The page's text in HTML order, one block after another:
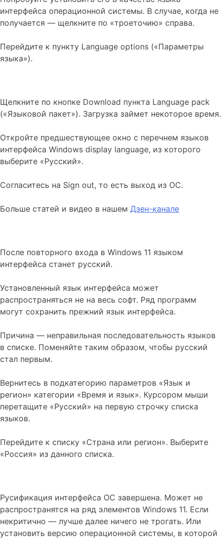
интерфейса операционной системы. В случае, когда не
получается — щелкните по «троеточию» справа.
Перейдите к пункту Language options («Параметры
языка»).
Щелкните по кнопке Download пункта Language pack
(«Языковой пакет»). Загрузка займет некоторое время.
Откройте предшествующее окно с перечнем языков
интерфейса Windows display language, из которого
выберите «Русский».
Согласитесь на Sign out, то есть выход из ОС.
Больше статей и видео в нашем Дзен-канале
После повторного входа в Windows 11 языком
интерфейса станет русский.
Установленный язык интерфейса может
распространяться не на весь софт. Ряд программ
могут сохранить прежний язык интерфейса.
Причина — неправильная последовательность языков
в списке. Поменяйте таким образом, чтобы русский
стал первым.
Вернитесь в подкатегорию параметров «Язык и
регион» категории «Время и язык». Курсором мыши
перетащите «Русский» на первую строчку списка
языков.
Перейдите к списку «Страна или регион». Выберите
«Россия» из данного списка.
Русификация интерфейса ОС завершена. Может не
распространятся на ряд элементов Windows 11. Если
некритично — лучше далее ничего не трогать. Или
установить версию операционной системы, в которой